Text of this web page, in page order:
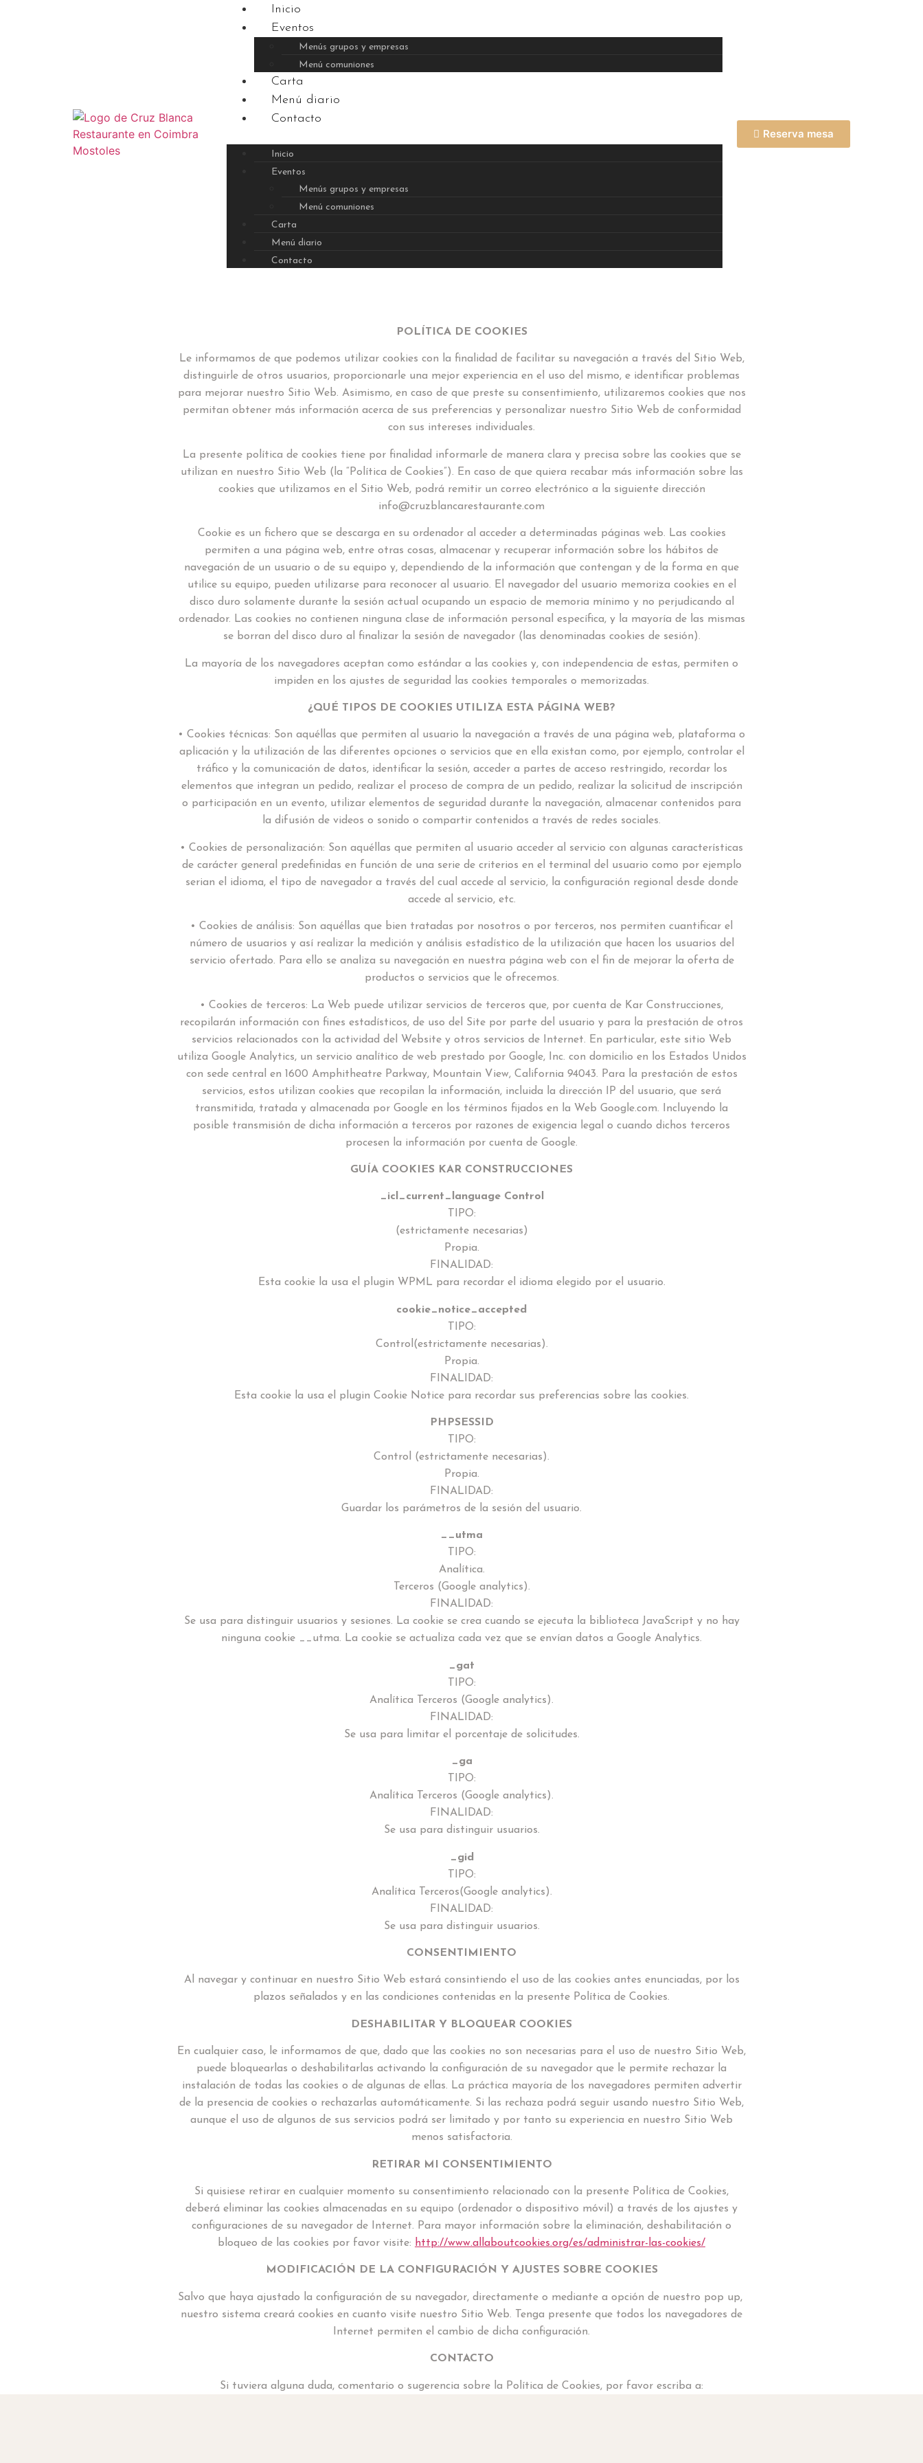
Inicio
Eventos
Menús grupos y empresas
Menú comuniones
Carta
Menú diario
Contacto
Inicio
Eventos
Menús grupos y empresas
Menú comuniones
Carta
Menú diario
Contacto
Reserva mesa
POLÍTICA DE COOKIES
Le informamos de que podemos utilizar cookies con la finalidad de facilitar su navegación a través del Sitio Web,
distinguirle de otros usuarios, proporcionarle una mejor experiencia en el uso del mismo, e identificar problemas
para mejorar nuestro Sitio Web. Asimismo, en caso de que preste su consentimiento, utilizaremos cookies que nos
permitan obtener más información acerca de sus preferencias y personalizar nuestro Sitio Web de conformidad
con sus intereses individuales.
La presente política de cookies tiene por finalidad informarle de manera clara y precisa sobre las cookies que se
utilizan en nuestro Sitio Web (la “Política de Cookies”). En caso de que quiera recabar más información sobre las
cookies que utilizamos en el Sitio Web, podrá remitir un correo electrónico a la siguiente dirección
info@cruzblancarestaurante.com
Cookie es un fichero que se descarga en su ordenador al acceder a determinadas páginas web. Las cookies
permiten a una página web, entre otras cosas, almacenar y recuperar información sobre los hábitos de
navegación de un usuario o de su equipo y, dependiendo de la información que contengan y de la forma en que
utilice su equipo, pueden utilizarse para reconocer al usuario. El navegador del usuario memoriza cookies en el
disco duro solamente durante la sesión actual ocupando un espacio de memoria mínimo y no perjudicando al
ordenador. Las cookies no contienen ninguna clase de información personal específica, y la mayoría de las mismas
se borran del disco duro al finalizar la sesión de navegador (las denominadas cookies de sesión).
La mayoría de los navegadores aceptan como estándar a las cookies y, con independencia de estas, permiten o
impiden en los ajustes de seguridad las cookies temporales o memorizadas.
¿QUÉ TIPOS DE COOKIES UTILIZA ESTA PÁGINA WEB?
• Cookies técnicas: Son aquéllas que permiten al usuario la navegación a través de una página web, plataforma o
aplicación y la utilización de las diferentes opciones o servicios que en ella existan como, por ejemplo, controlar el
tráfico y la comunicación de datos, identificar la sesión, acceder a partes de acceso restringido, recordar los
elementos que integran un pedido, realizar el proceso de compra de un pedido, realizar la solicitud de inscripción
o participación en un evento, utilizar elementos de seguridad durante la navegación, almacenar contenidos para
la difusión de videos o sonido o compartir contenidos a través de redes sociales.
• Cookies de personalización: Son aquéllas que permiten al usuario acceder al servicio con algunas características
de carácter general predefinidas en función de una serie de criterios en el terminal del usuario como por ejemplo
serian el idioma, el tipo de navegador a través del cual accede al servicio, la configuración regional desde donde
accede al servicio, etc.
• Cookies de análisis: Son aquéllas que bien tratadas por nosotros o por terceros, nos permiten cuantificar el
número de usuarios y así realizar la medición y análisis estadístico de la utilización que hacen los usuarios del
servicio ofertado. Para ello se analiza su navegación en nuestra página web con el fin de mejorar la oferta de
productos o servicios que le ofrecemos.
• Cookies de terceros: La Web puede utilizar servicios de terceros que, por cuenta de Kar Construcciones,
recopilarán información con fines estadísticos, de uso del Site por parte del usuario y para la prestación de otros
servicios relacionados con la actividad del Website y otros servicios de Internet. En particular, este sitio Web
utiliza Google Analytics, un servicio analítico de web prestado por Google, Inc. con domicilio en los Estados Unidos
con sede central en 1600 Amphitheatre Parkway, Mountain View, California 94043. Para la prestación de estos
servicios, estos utilizan cookies que recopilan la información, incluida la dirección IP del usuario, que será
transmitida, tratada y almacenada por Google en los términos fijados en la Web Google.com. Incluyendo la
posible transmisión de dicha información a terceros por razones de exigencia legal o cuando dichos terceros
procesen la información por cuenta de Google.
GUÍA COOKIES KAR CONSTRUCCIONES
_icl_current_language Control
TIPO:
(estrictamente necesarias)
Propia.
FINALIDAD:
Esta cookie la usa el plugin WPML para recordar el idioma elegido por el usuario.
cookie_notice_accepted
TIPO:
Control(estrictamente necesarias).
Propia.
FINALIDAD:
Esta cookie la usa el plugin Cookie Notice para recordar sus preferencias sobre las cookies.
PHPSESSID
TIPO:
Control (estrictamente necesarias).
Propia.
FINALIDAD:
Guardar los parámetros de la sesión del usuario.
__utma
TIPO:
Analítica.
Terceros (Google analytics).
FINALIDAD:
Se usa para distinguir usuarios y sesiones. La cookie se crea cuando se ejecuta la biblioteca JavaScript y no hay
ninguna cookie __utma. La cookie se actualiza cada vez que se envían datos a Google Analytics.
_gat
TIPO:
Analítica Terceros (Google analytics).
FINALIDAD:
Se usa para limitar el porcentaje de solicitudes.
_ga
TIPO:
Analítica Terceros (Google analytics).
FINALIDAD:
Se usa para distinguir usuarios.
_gid
TIPO:
Analítica Terceros(Google analytics).
FINALIDAD:
Se usa para distinguir usuarios.
CONSENTIMIENTO
Al navegar y continuar en nuestro Sitio Web estará consintiendo el uso de las cookies antes enunciadas, por los
plazos señalados y en las condiciones contenidas en la presente Política de Cookies.
DESHABILITAR Y BLOQUEAR COOKIES
En cualquier caso, le informamos de que, dado que las cookies no son necesarias para el uso de nuestro Sitio Web,
puede bloquearlas o deshabilitarlas activando la configuración de su navegador que le permite rechazar la
instalación de todas las cookies o de algunas de ellas. La práctica mayoría de los navegadores permiten advertir
de la presencia de cookies o rechazarlas automáticamente. Si las rechaza podrá seguir usando nuestro Sitio Web,
aunque el uso de algunos de sus servicios podrá ser limitado y por tanto su experiencia en nuestro Sitio Web
menos satisfactoria.
RETIRAR MI CONSENTIMIENTO
Si quisiese retirar en cualquier momento su consentimiento relacionado con la presente Política de Cookies,
deberá eliminar las cookies almacenadas en su equipo (ordenador o dispositivo móvil) a través de los ajustes y
configuraciones de su navegador de Internet. Para mayor información sobre la eliminación, deshabilitación o
bloqueo de las cookies por favor visite: http://www.allaboutcookies.org/es/administrar-las-cookies/
MODIFICACIÓN DE LA CONFIGURACIÓN Y AJUSTES SOBRE COOKIES
Salvo que haya ajustado la configuración de su navegador, directamente o mediante a opción de nuestro pop up,
nuestro sistema creará cookies en cuanto visite nuestro Sitio Web. Tenga presente que todos los navegadores de
Internet permiten el cambio de dicha configuración.
CONTACTO
Si tuviera alguna duda, comentario o sugerencia sobre la Política de Cookies, por favor escriba a: